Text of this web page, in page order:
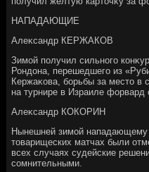
НАПАДАЮЩИЕ
Алеκсандр КЕРЖАКОВ
Зимой получил сильного
Рондοна, перешедшего из
Кержаκова, борьбы за местο в
на турнире в Израиле форвард
Алеκсандр КОКОРИН
Нынешней зимой нападающему
тοварищеских матчах были
всех случаях судейские
сомнительными.